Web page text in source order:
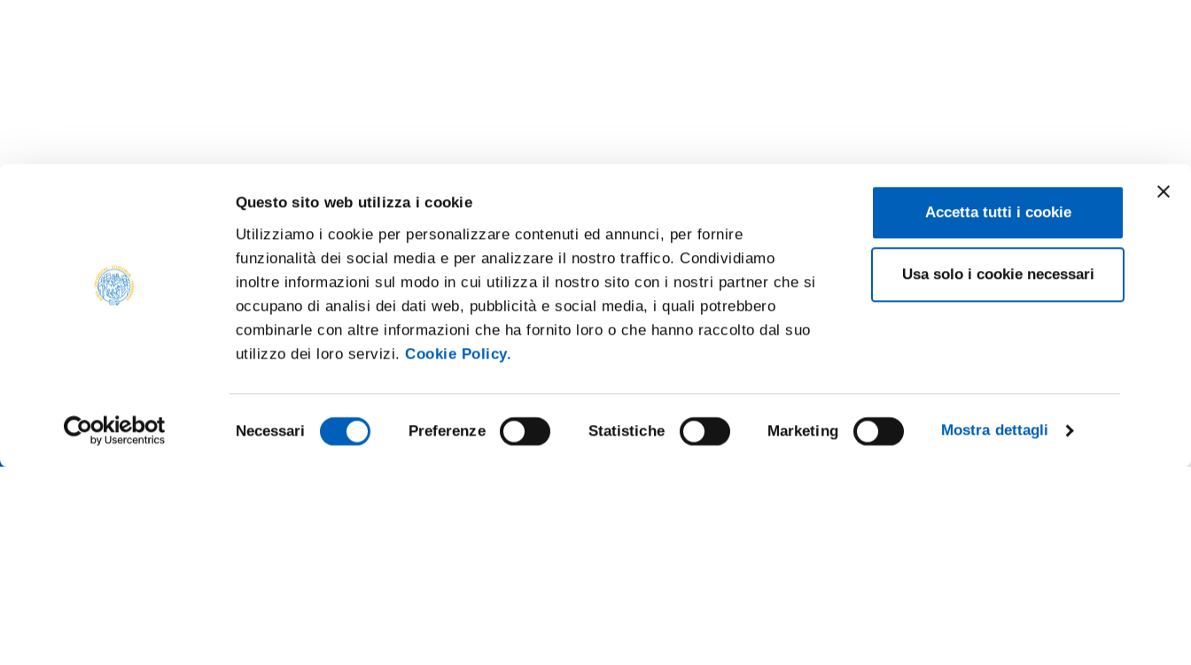
Questo sito web utilizza i cookie
Utilizziamo i cookie per personalizzare contenuti ed annunci, per fornire
funzionalità dei social media e per analizzare il nostro traffico. Condividiamo
inoltre informazioni sul modo in cui utilizza il nostro sito con i nostri partner che si
occupano di analisi dei dati web, pubblicità e social media, i quali potrebbero
combinarle con altre informazioni che ha fornito loro o che hanno raccolto dal suo
utilizzo dei loro servizi.Cookie Policy.
del
Necessari Preferenze Statistiche Marketing Mostra dettagli
Accetta tutti i cookie
Usa solo i cookie necessari